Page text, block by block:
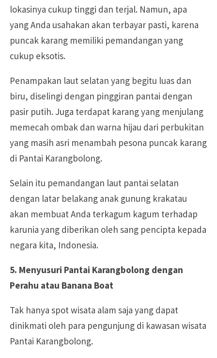
lokasinya cukup tinggi dan terjal. Namun, apa
yang Anda usahakan akan terbayar pasti, karena
puncak karang memiliki pemandangan yang
cukup eksotis.
Penampakan laut selatan yang begitu luas dan
biru, diselingi dengan pinggiran pantai dengan
pasir putih. Juga terdapat karang yang menjulang
memecah ombak dan warna hijau dari perbukitan
yang masih asri menambah pesona puncak karang
di Pantai Karangbolong.
Selain itu pemandangan laut pantai selatan
dengan latar belakang anak gunung krakatau
akan membuat Anda terkagum kagum terhadap
karunia yang diberikan oleh sang pencipta kepada
negara kita, Indonesia.
5. Menyusuri Pantai Karangbolong dengan
Perahu atau Banana Boat
Tak hanya spot wisata alam saja yang dapat
dinikmati oleh para pengunjung di kawasan wisata
Pantai Karangbolong.